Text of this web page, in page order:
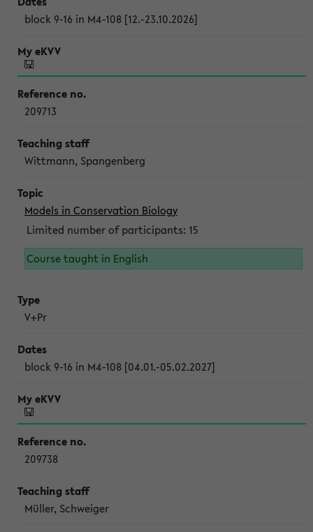
block 9-16 in M4-108 [12.-23.10.2026]
209713
Wittmann, Spangenberg
Models in Conservation Biology
Limited number of participants: 15
Course taught in English
V+Pr
block 9-16 in M4-108 [04.01.-05.02.2027]
209738
Müller, Schweiger